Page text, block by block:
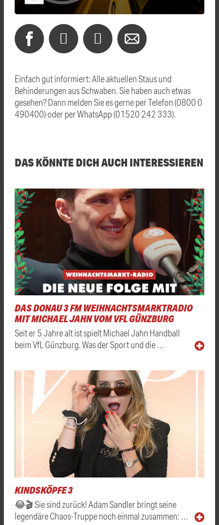
Einfach gut informiert: Alle aktuellen Staus und
Behinderungen aus Schwaben. Sie haben auch etwas
gesehen? Dann melden Sie es gerne per Telefon (0800 0
490400) oder per WhatsApp (01520 242 333).
DAS KÖNNTE DICH AUCH INTERESSIEREN
DAS DONAU 3 FM WEIHNACHTSMARKTRADIO
MIT MICHAEL JAHN VOM VFL GÜNZBURG
Seit er 5 Jahre alt ist spielt Michael Jahn Handball
beim VfL Günzburg. Was der Sport und die …
KINDSKÖPFE 3
😂🎬 Sie sind zurück! Adam Sandler bringt seine
legendäre Chaos-Truppe noch einmal zusammen: …